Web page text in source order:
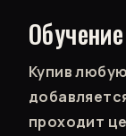
Купив
проходит